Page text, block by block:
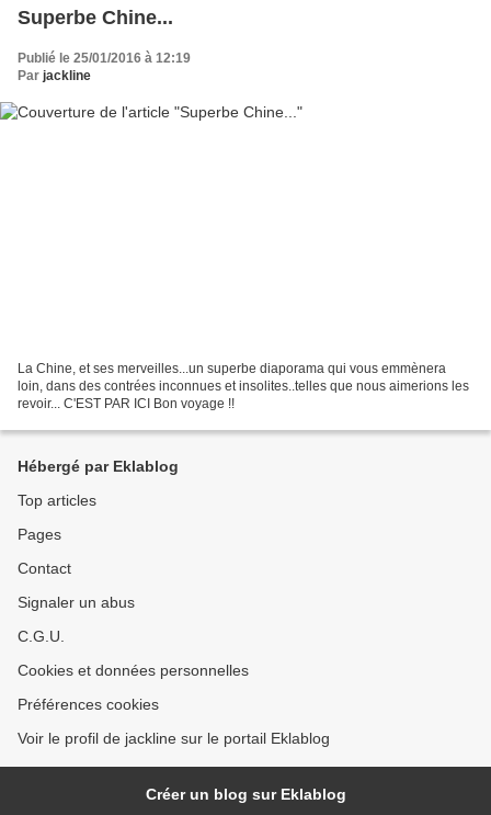
Superbe Chine...
Publié le 25/01/2016 à 12:19
Par jackline
La Chine, et ses merveilles...un superbe diaporama qui vous emmènera
loin, dans des contrées inconnues et insolites..telles que nous aimerions les
revoir... C'EST PAR ICI Bon voyage !!
Hébergé par Eklablog
Top articles
Pages
Contact
Signaler un abus
C.G.U.
Cookies et données personnelles
Préférences cookies
Voir le profil de jackline sur le portail Eklablog
Créer un blog sur Eklablog